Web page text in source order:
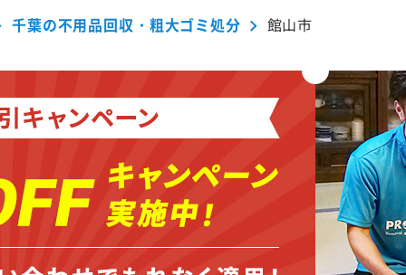
千葉の不用品回収・粗大ゴミ処分 館山市